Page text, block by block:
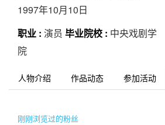
1997年10月10日
职业 : 演员 毕业院校 : 中央戏剧学
院
人物介绍 作品动态 参加活动
刚刚浏览过的粉丝